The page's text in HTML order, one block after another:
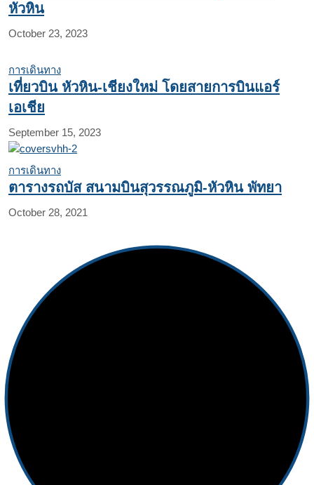
หัวหิน
October 23, 2023
การเดินทาง
เที่ยวบิน หัวหิน-เชียงใหม่ โดยสายการบินแอร์
เอเชีย
September 15, 2023
การเดินทาง
ตารางรถบัส สนามบินสุวรรณภูมิ-หัวหิน พัทยา
October 28, 2021